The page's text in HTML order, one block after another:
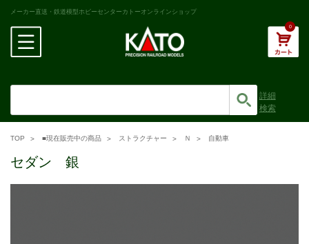
メーカー直送・鉄道模型ホビーセンターカトーオンラインショップ
0
詳細
検索
TOP ■現在販売中の商品 ストラクチャー Ｎ 自動車
セダン 銀